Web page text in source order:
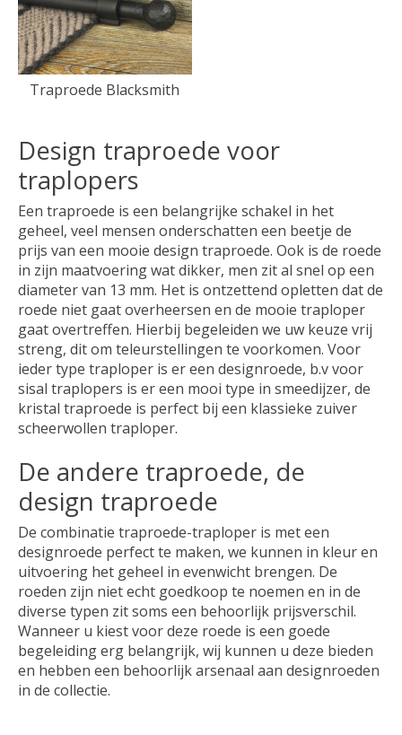
Traproede Blacksmith
Design traproede voor
traplopers
Een traproede is een belangrijke schakel in het
geheel, veel mensen onderschatten een beetje de
prijs van een mooie design traproede. Ook is de roede
in zijn maatvoering wat dikker, men zit al snel op een
diameter van 13 mm. Het is ontzettend opletten dat de
roede niet gaat overheersen en de mooie traploper
gaat overtreffen. Hierbij begeleiden we uw keuze vrij
streng, dit om teleurstellingen te voorkomen. Voor
ieder type traploper is er een designroede, b.v voor
sisal traplopers is er een mooi type in smeedijzer, de
kristal traproede is perfect bij een klassieke zuiver
scheerwollen traploper.
De andere traproede, de
design traproede
De combinatie traproede-traploper is met een
designroede perfect te maken, we kunnen in kleur en
uitvoering het geheel in evenwicht brengen. De
roeden zijn niet echt goedkoop te noemen en in de
diverse typen zit soms een behoorlijk prijsverschil.
Wanneer u kiest voor deze roede is een goede
begeleiding erg belangrijk, wij kunnen u deze bieden
en hebben een behoorlijk arsenaal aan designroeden
in de collectie.